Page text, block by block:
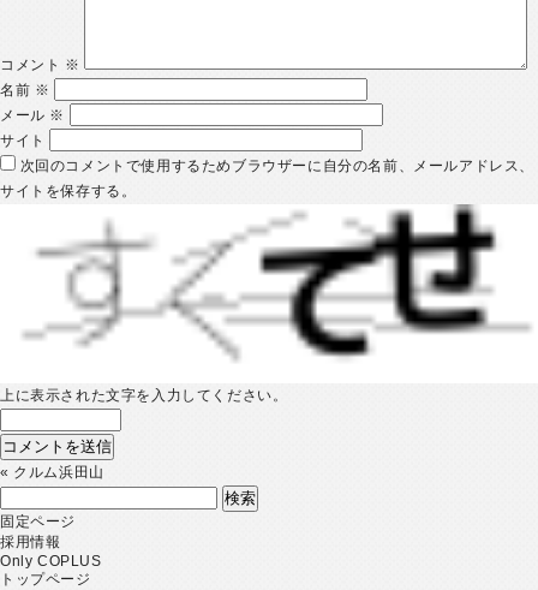
コメント ※
名前 ※
メール ※
サイト
次回のコメントで使用するためブラウザーに自分の名前、メールアドレス、
サイトを保存する。
上に表示された文字を入力してください。
« クルム浜田山
索:
固定ページ
採用情報
Only COPLUS
トップページ